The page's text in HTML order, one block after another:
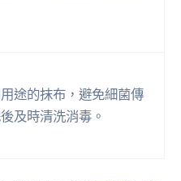
途的抹布，避免細菌傳
及時清洗消毒。